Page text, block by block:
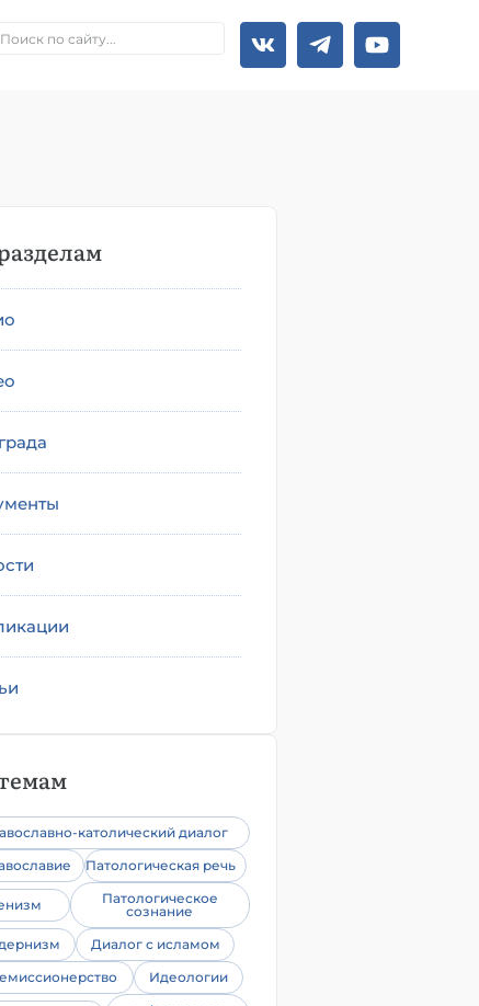
католический диалог
Патологическая речь
Патологическое
сознание
Диалог с исламом
Идеологии